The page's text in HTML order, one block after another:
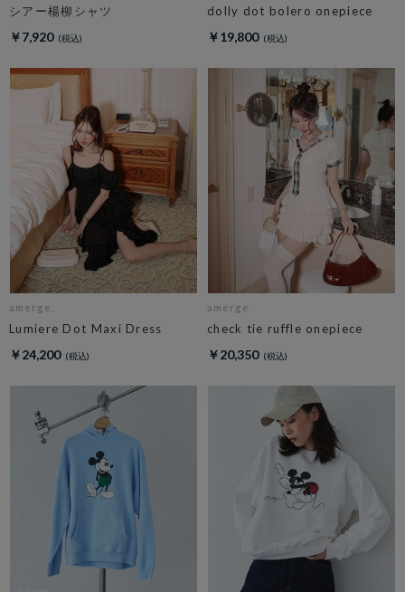
シアー楊柳シャツ
￥7,920
dolly dot bolero onepiece
￥19,800
amerge.
Lumiere Dot Maxi Dress
￥24,200
amerge.
check tie ruffle onepiece
￥20,350